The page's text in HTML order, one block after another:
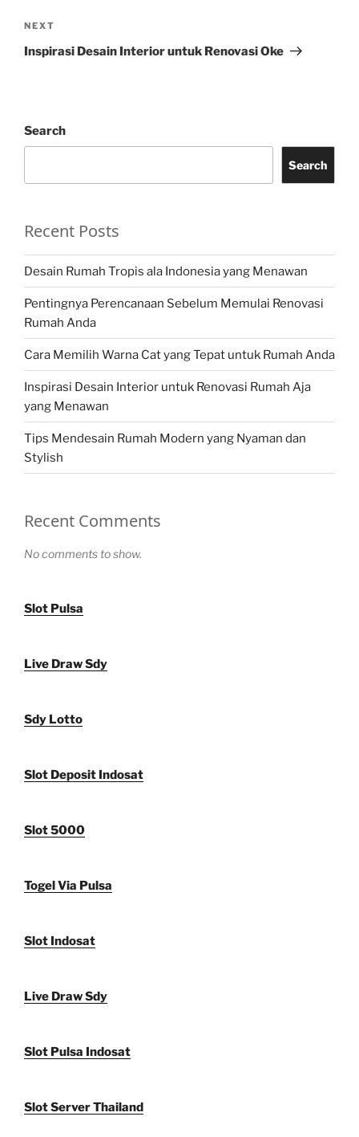
Next
Post
NEXT
Inspirasi Desain Interior untuk Renovasi Oke
Search
Search
Recent Posts
Desain Rumah Tropis ala Indonesia yang Menawan
Pentingnya Perencanaan Sebelum Memulai Renovasi
Rumah Anda
Cara Memilih Warna Cat yang Tepat untuk Rumah Anda
Inspirasi Desain Interior untuk Renovasi Rumah Aja
yang Menawan
Tips Mendesain Rumah Modern yang Nyaman dan
Stylish
Recent Comments
No comments to show.
Slot Pulsa
Live Draw Sdy
Sdy Lotto
Slot Deposit Indosat
Slot 5000
Togel Via Pulsa
Slot Indosat
Live Draw Sdy
Slot Pulsa Indosat
Slot Server Thailand